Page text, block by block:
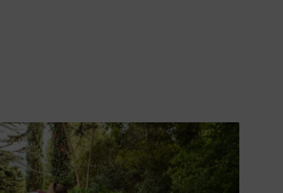
Komposts wird wertvolle Komposterde